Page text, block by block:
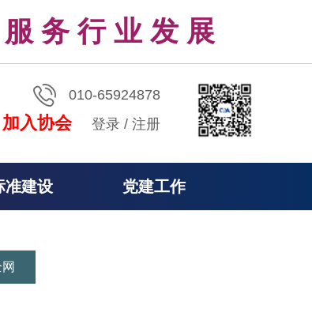
行 业 发 展
010-65924878
加入协会 登录 / 注册
准建设 党建工作